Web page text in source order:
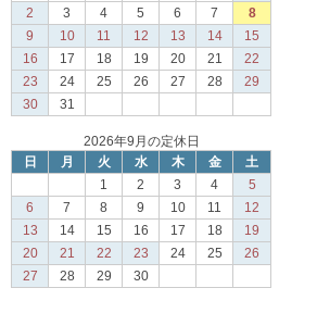
2
3 4 5 6 7
8
9
10 11 12 13 14
15
16
17 18 19 20 21
22
23
24 25 26 27 28
29
30
31
2026年9月の定休日
日
月 火 水 木 金
土
1
2 3 4
5
6
7 8 9 10 11
12
13
14 15 16 17 18
19
20
21 22 23 24 25
26
27
28 29 30